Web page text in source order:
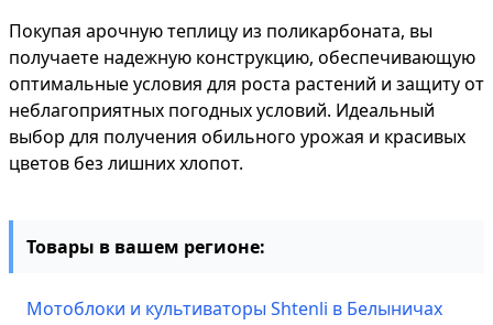
Покупая арочную теплицу из поликарбоната, вы
получаете надежную конструкцию, обеспечивающую
оптимальные условия для роста растений и защиту от
неблагоприятных погодных условий. Идеальный
выбор для получения обильного урожая и красивых
цветов без лишних хлопот.
Товары в вашем регионе:
Мотоблоки и культиваторы Shtenli в Белыничах